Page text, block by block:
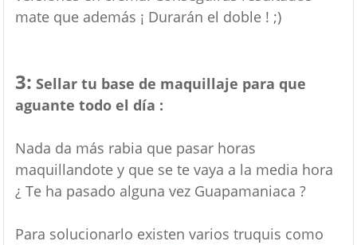
mate que además ¡ Durarán el doble ! ;)
3: Sellar tu base de maquillaje para que
aguante todo el día :
Nada da más rabia que pasar horas
maquillandote y que se te vaya a la media hora
¿ Te ha pasado alguna vez Guapamaniaca ?
Para solucionarlo existen varios truquis como